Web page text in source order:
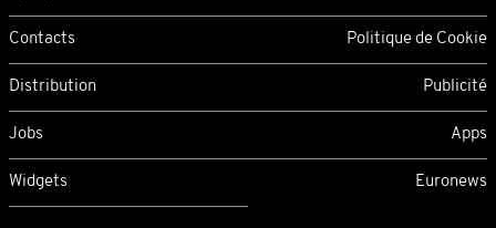
Contacts Politique de Cookie
Distribution Publicité
Jobs Apps
Widgets Euronews